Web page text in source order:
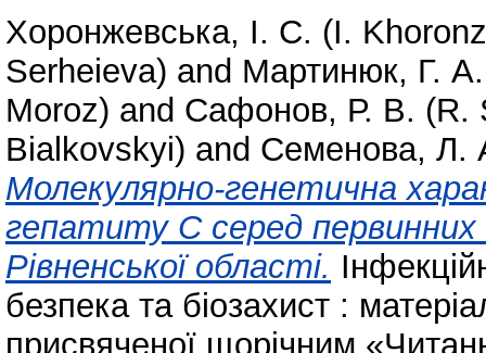
Хоронжевська, І. С. (I.
Serheieva) and Мартинюк, Г.
Moroz) and Сафонов, Р. В. (R.
Bialkovskyi) and Семенова, Л.
Молекулярно-генетична
гепатиту С серед первинних
Рівненської області.
безпека та біозахист :
присвяченої щорічним